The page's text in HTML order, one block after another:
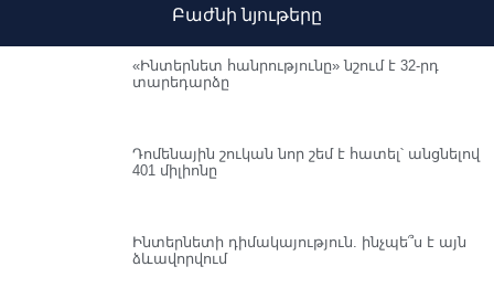
Բաժնի նյութերը
«Ինտերնետ հանրությունը» նշում է 32-րդ
տարեդարձը
Դոմենային շուկան նոր շեմ է հատել՝ անցնելով
401 միլիոնը
Ինտերնետի դիմակայություն. ինչպե՞ս է այն
ձևավորվում